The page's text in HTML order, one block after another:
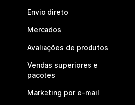
Envio direto
Mercados
Avaliações de produtos
Vendas superiores e
pacotes
Marketing por e-mail